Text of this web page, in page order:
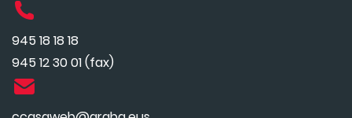
945 18 18 18
945 12 30 01 (fax)